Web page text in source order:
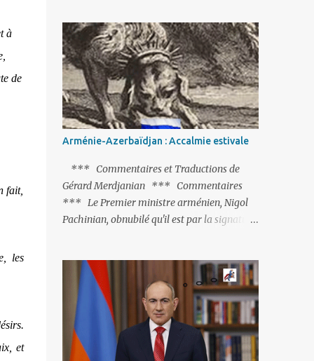
à
de
fait,
les
et
monde condamne le coup d’Etat mené par
une partie de l’armée et trouve normal que
les putschistes soient jugés. Mais là où le bât
blesse, c’est sur les actions menées par le
président Erdoğan, et pour certains sur la
réalisation du putsch lui-même.
Arménie-Azerbaïdjan : Accalmie estivale
*** Commentaires et Traductions de
Gérard Merdjanian *** Commentaires
*** Le Premier ministre arménien, Nigol
Pachinian, obnubilé qu'il est par la signature
fort avisé de lire les fables de Jean de La
Fontaine et plus particulièrement, « Le
Chien qui lâche sa proie pour l'ombre ».
C'est hélas fort peu probable ; l'Histoire ou la
Littérature ne sont pas ses points forts, pas
plus d'ailleurs que les négociations avec le